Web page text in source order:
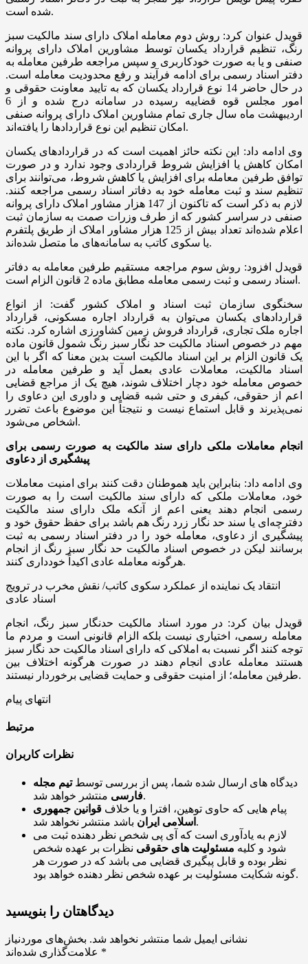
شده است.
قویدل عنوان کرد: روش دوم معامله املاک دارای سند مالکیت سبز
رنگ، تنظیم قرارداد یکسان توسط مشاورین املاک دارای پروانه
صنفی و یا به صورت خودکاربری و سپس مراجعه طرفین معامله به
دفتر اسناد رسمی برای ادامه فرآیند و رفع محدودیت معامله است.
در حال حاضر 14 نوع قرارداد یکسان که به تایید معاونت حقوقی و
امور مجلس قوه قضاییه رسیده در سامانه درج شده و از 6
اردیبهشت ماه سال جاری تمام مشاورین املاک دارای پروانه صنفی
امکان تنظیم این نوع قراردادها را یافته‌اند.
وی ادامه داد: این نکته حائز اهمیت است که در قراردادهای یکسان
امکان کاهش یا افزایش شروط قراردادی وجود ندارد و در صورت
توافق طرفین معامله برای افزایش یا کاهش شروط، می‌توانند برای
تنظیم سند و ثبت معامله خود به دفاتر اسناد رسمی مراجعه کنند.
لازم به ذکر است که تاکنون از 147 هزار مشاور املاک دارای پروانه
صنفی در سراسر کشور که از طرف وزرات صمت به سازمان ثبت
اعلام شده‌اند تعداد بیش از 125 هزار مشاور املاک از طریق پلتفرم
یا سکوی کاتب به سامانه‌های ما متصل شده‌اند.
قویدل افزود: روش سوم مراجعه مستقیم طرفین معامله به دفاتر
اسناد رسمی و ثبت رسمی معامله مطابق ماده 2 قانون الزام است.
سخنگوی سازمان ثبت اسناد و املاک کشور گفت: از انواع
قراردادهای یکسان می‌توان به قرارداد اجاره مسکونی، قرارداد
اجاره ملک تجاری، قرارداد فروش زمین کشاورزی اشاره کرد. نکته
مهم در خصوص اسناد مالکیت حد نگار سبز رنگ شمول قانون ماده
یک قانون الزام بر این اسناد مالکیت است بدین معنا که اگر با این
اسناد مالکیت، معاملات عادی بعمل آید و طرفین معامله در
خصوص معامله خود دچار اختلاف شوند، هیچ یک از مراجع قضایی
اعم از حقوقی، کیفری و حتی شبه قضایی و داوری این دعاوی را
نمی‌پذیرند و قابل استماع نیست و نتیجتاً این موضوع باعث تضرر
اشخاص می‌شود.
انجام معاملات ملکی دارای سند مالکیت به صورت رسمی برای
پیشگیری از دعاوی
وی ادامه داد: بنابراین باید هموطنان دقت کنند برای امنیت معاملات
خود، معاملات ملکی که دارای سند مالکیت است را به صورت
رسمی انجام دهند یعنی اعم از آنکه ملک دارای سند مالکیت
دفترچه‌ای یا سند حد نگار زرد رنگ هم باشد برای حفظ حقوق خود و
پیشگیری از دعاوی، معامله خود را در دفتر اسناد رسمی به ثبت
برسانند لیکن در خصوص اسناد مالکیت حد نگار سبز رنگ از انجام
هرگونه معامله عادی اکیداً خودداری کنند.
انتقاد یک نماینده از عملکرد سکوی کاتب/ نقش مخرب در ترویج
اسناد عادی
قویدل بیان کرد: در مورد اسناد مالکیت حدنگار سبز رنگ، انجام
معامله رسمی، اختیاری نیست بلکه الزام قانونی است و مردم ما
توجه کنند اگر نسبت به املاکی که دارای اسناد مالکیت حد نگار سبز
هستند معامله عادی انجام دهند در صورت هرگونه اختلاف بین
طرفین معامله؛ از امنیت حقوقی و حمایت قضایی برخوردار نیستند.
انتهای پیام
مرتبط
نظرات کاربران
دیدگاه های ارسال شده شما، پس از بررسی توسطتیم مجله
فارسیمنتشر خواهد شد.
پیام هایی که حاوی توهین، افترا و یا خلاف قوانین جمهوری
اسلامی ایران باشد منتشر نخواهد شد.
لازم به یادآوری است که آی پی شخص نظر دهنده ثبت می
شود و کلیه مسئولیت های حقوقی نظرات بر عهده شخص
نظر بوده و قابل پیگیری قضایی می باشد که در صورت هر
گونه شکایت مسئولیت بر عهده شخص نظر دهنده خواهد بود.
دیدگاهتان را بنویسید
نشانی ایمیل شما منتشر نخواهد شد. بخش‌های موردنیاز
*